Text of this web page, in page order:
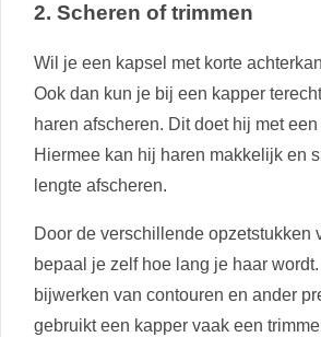
2. Scheren of trimmen
Wil je een kapsel met korte
Ook dan kun je bij een kapper
haren afscheren. Dit doet hij met
Hiermee kan hij haren makkelijk en
lengte afscheren.
Door de verschillende opzetstukken
bepaal je zelf hoe lang je haar
bijwerken van contouren en ander
gebruikt een kapper vaak een